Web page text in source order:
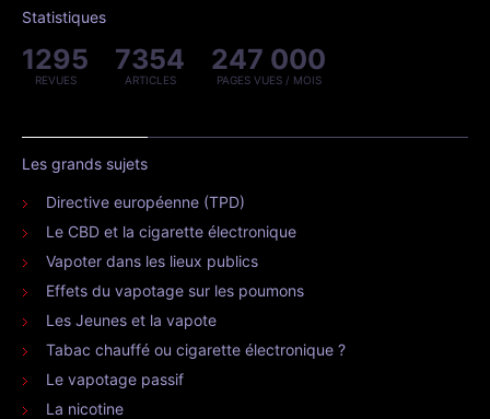
Statistiques
1295
REVUES
7354
ARTICLES
247 000
PAGES VUES / MOIS
Les grands sujets
Directive européenne (TPD)
Le CBD et la cigarette électronique
Vapoter dans les lieux publics
Effets du vapotage sur les poumons
Les Jeunes et la vapote
Tabac chauffé ou cigarette électronique ?
Le vapotage passif
La nicotine